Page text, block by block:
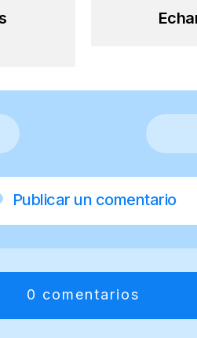
Publicar un comentario
0 comentarios